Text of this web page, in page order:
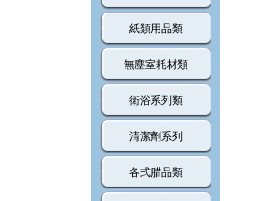
紙類用品類
無塵室耗材類
衛浴系列類
清潔劑系列
各式腊品類